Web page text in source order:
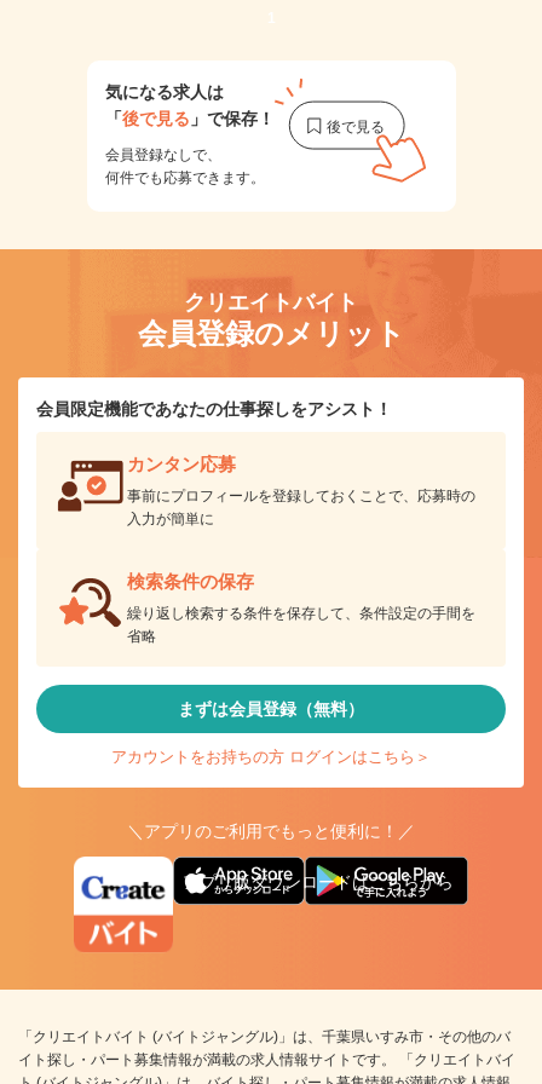
1
気になる求人は
「後で見る 」で保存！
会員登録なしで、
何件でも応募できます。
クリエイトバイト
会員登録のメリット
会員限定機能であなたの仕事探しをアシスト！
カンタン応募
事前にプロフィールを登録しておくことで、応募時の
入力が簡単に
検索条件の保存
繰り返し検索する条件を保存して、条件設定の手間を
省略
まずは会員登録（無料）
アカウントをお持ちの方 ログインはこちら＞
＼アプリのご利用でもっと便利に！／
アプリ版ダウンロードはこちらから
「クリエイトバイト (バイトジャングル)」は、千葉県いすみ市・その他のバ
イト探し・パート募集情報が満載の求人情報サイトです。 「クリエイトバイ